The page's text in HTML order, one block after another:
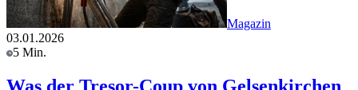
Magazin
03.01.2026
5 Min.